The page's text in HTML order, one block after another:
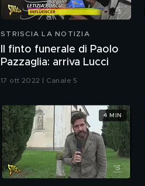
STRISCIA LA NOTIZIA
Il finto funerale di Paolo
Pazzaglia: arriva Lucci
17 ott 2022 | Canale 5
4 MIN